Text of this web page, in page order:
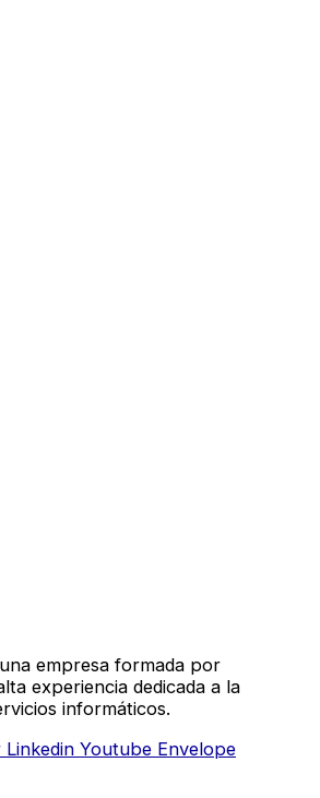
empresa formada por
experiencia dedicada a la
informáticos.
Linkedin Youtube Envelope